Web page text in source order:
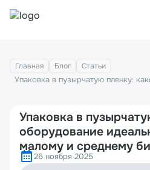
Главная Блог Статьи
Упаковка в
оборудование
малому и среднему
26 ноября 2025